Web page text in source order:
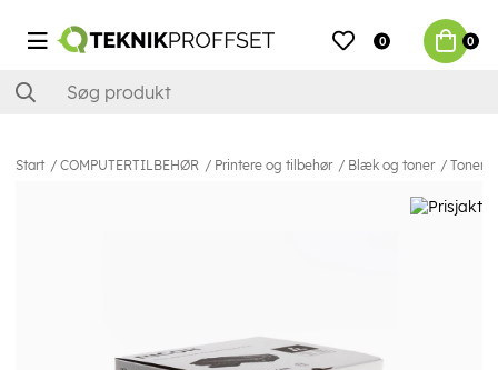
0 0
Start COMPUTERTILBEHØR Printere og tilbehør Blæk og toner Toner